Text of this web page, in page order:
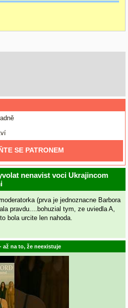
SE PATRONEM
nenavist voci Ukrajincom
(prva je jednoznacne Barbora
pravdu....bohuzial tym, ze uviedla A,
bola urcite len nahoda.
až na to, že neexistuje